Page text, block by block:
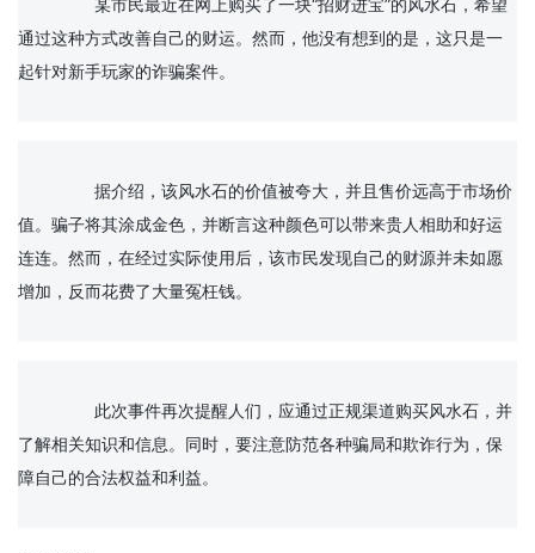
通过这种方式改善自己的财运。然而，他没有想到的是，这只是一
起针对新手玩家的诈骗案件。
值。骗子将其涂成金色，并断言这种颜色可以带来贵人相助和好运
连连。然而，在经过实际使用后，该市民发现自己的财源并未如愿
增加，反而花费了大量冤枉钱。
了解相关知识和信息。同时，要注意防范各种骗局和欺诈行为，保
障自己的合法权益和利益。